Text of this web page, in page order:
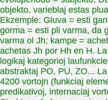
objekto, varieblaj estas
Ekzemple: Gluva = esti
gorma = esti pli varma, da
varma ol Jh; kampe =
achetas Jh por Hh en H.
logikaj kategorioj
abstraktaj PO, PU, ZO...
4200 vortojn (funkciaj
predikativoj, internaciaj